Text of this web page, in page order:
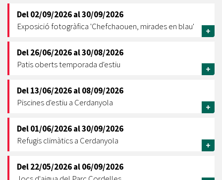
Del02/09/2026al30/09/2026
Exposició fotogràfica 'Chefchaouen, mirades en blau'
+
Del26/06/2026al30/08/2026
Patis oberts temporada d'estiu
+
Del13/06/2026al08/09/2026
Piscines d'estiu a Cerdanyola
+
Del01/06/2026al30/09/2026
Refugis climàtics a Cerdanyola
+
Del22/05/2026al06/09/2026